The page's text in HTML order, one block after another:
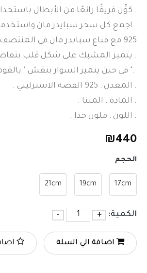
. كوِّن فريقًا رائعًا من الأبطال
. اجمع كل سحر سبايدر مان
925 مع قناع سبايدر مان في المنتصف .
. يتميز المشبك على شكل قلب بتفاصيل
." في حين يتميز السوار بنقش " بالقوة
. المعدن : 925 الفضة الاسترليني .
. المادة : المينا .
. اللون : ملون جدا .
₪440
الحجم
17cm
19cm
21cm
الكمية: +
-
اضافة الي السلة